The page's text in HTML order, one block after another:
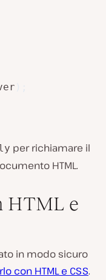
per richiamare il
HTML.
HTML e
in modo sicuro
con HTML e CSS.